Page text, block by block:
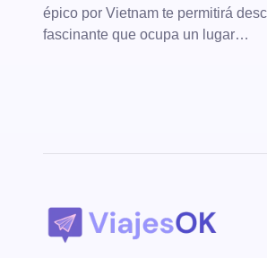
épico por Vietnam te permitirá
fascinante que ocupa un lugar…